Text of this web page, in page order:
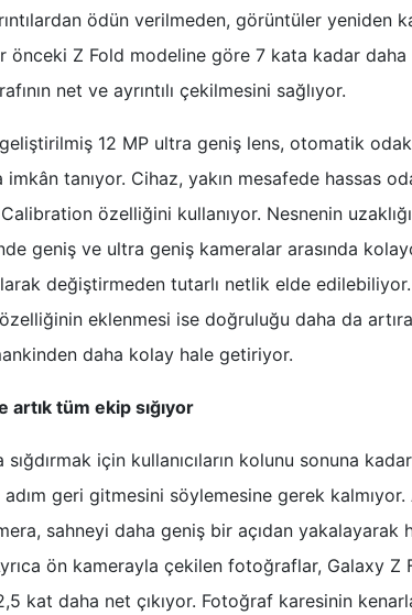
ödün verilmeden, görüntüler yeniden
önceki Z Fold modeline göre 7 kata kadar daha
net ve ayrıntılı çekilmesini sağlıyor.
12 MP ultra geniş lens, otomatik
imkân tanıyor. Cihaz, yakın mesafede hassas
özelliğini kullanıyor. Nesnenin
geniş ve ultra geniş kameralar arasında
değiştirmeden tutarlı netlik elde
eklenmesi ise doğruluğu daha da
daha kolay hale getiriyor.
artık tüm ekip sığıyor
için kullanıcıların kolunu sonuna
geri gitmesini söylemesine gerek
sahneyi daha geniş bir açıdan yakalayarak
Ayrıca ön kamerayla çekilen fotoğraflar, Galaxy
kat daha net çıkıyor. Fotoğraf karesinin